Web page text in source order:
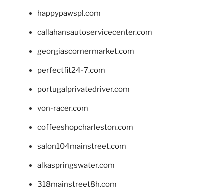
happypawspl.com
callahansautoservicecenter.com
georgiascornermarket.com
perfectfit24-7.com
portugalprivatedriver.com
von-racer.com
coffeeshopcharleston.com
salon104mainstreet.com
alkaspringswater.com
318mainstreet8h.com